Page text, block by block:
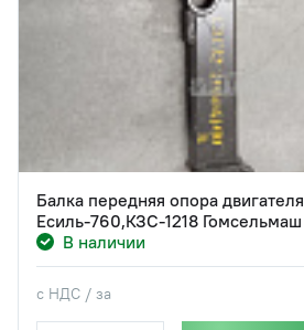
Балка передняя опора двигателя
Есиль-760,КЗС-1218 Гомсельмаш
В наличии
с НДС / за